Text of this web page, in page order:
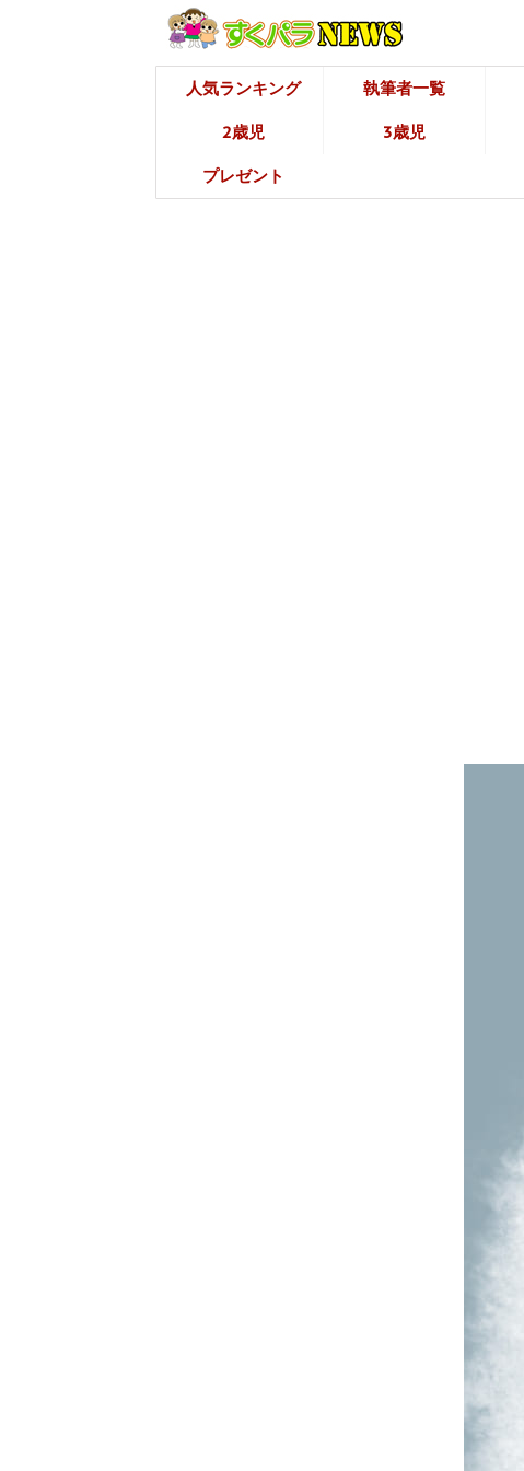
人気ランキング 執筆者一覧
2歳児 3歳児
プレゼント